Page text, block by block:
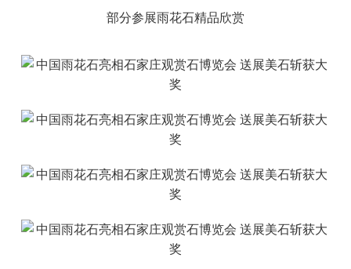
部分参展雨花石精品欣赏